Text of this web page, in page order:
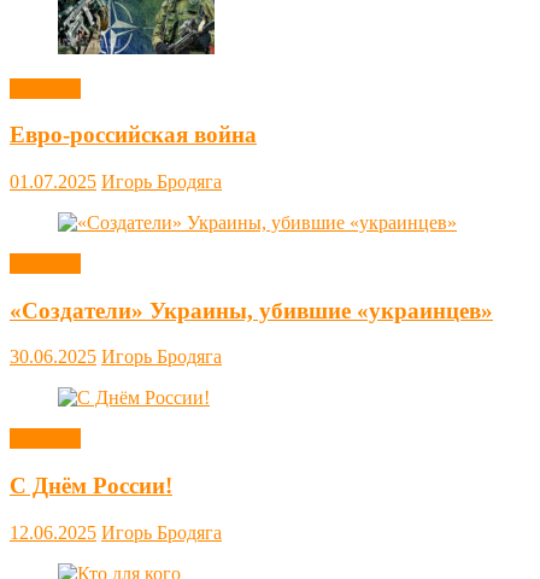
Евро-российская война
01.07.2025 Игорь Бродяга
«Создатели» Украины, убившие «украинцев»
30.06.2025 Игорь Бродяга
С Днём России!
12.06.2025 Игорь Бродяга